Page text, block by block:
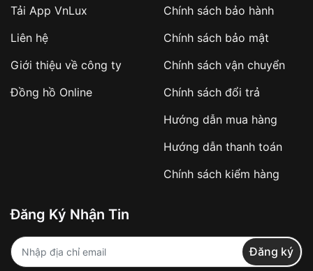
sản phẩm đặc biệt
hàng
Số tiền còn lại thanh toán khi nhận hàng hoặc
✔️ Đảm bảo xử lý đơn hàng nhanh chóng
✔️ Hạn chế tình trạng hủy đơn không mong
Từ khóa SEO:
Tải App VnLux
Liên hệ
Giới thiệu về công ty
Đồng hồ Online
Chính sách bảo hành
Chính sách bảo mật
Chính sách vận chuyển
Chính sách đổi trả
Hướng dẫn mua hàng
Hướng dẫn thanh toán
Chính sách kiểm hàng
Đăng Ký Nhận Tin
Đăng ký